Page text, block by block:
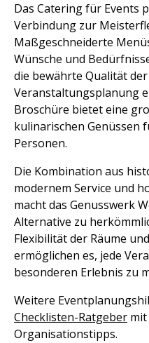
Das Catering für Events
Verbindung zur
Maßgeschneiderte
Wünsche und
die bewährte Qualität
Veranstaltungsplanung
Broschüre bietet eine
kulinarischen Genüssen
Personen.
Die Kombination aus
modernem Service und
macht das Genusswerk
Alternative zu
Flexibilität der Räume
ermöglichen es, jede
besonderen Erlebnis zu
Weitere
Checklisten-Ratgeber
Organisationstipps.